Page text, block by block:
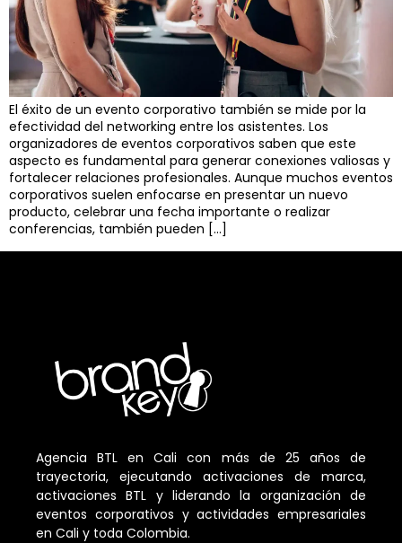
El éxito de un evento corporativo también se mide por la
efectividad del networking entre los asistentes. Los
organizadores de eventos corporativos saben que este
aspecto es fundamental para generar conexiones valiosas y
fortalecer relaciones profesionales. Aunque muchos eventos
corporativos suelen enfocarse en presentar un nuevo
producto, celebrar una fecha importante o realizar
conferencias, también pueden […]
Agencia BTL en Cali con más de 25 años de
trayectoria, ejecutando activaciones de marca,
activaciones BTL y liderando la organización de
eventos corporativos y actividades empresariales
en Cali y toda Colombia.